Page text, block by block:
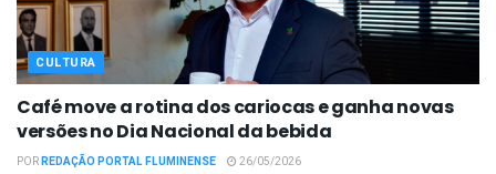
CULTURA
Café move a rotina dos cariocas e ganha novas
versões no Dia Nacional da bebida
PORREDAÇÃO PORTAL FLUMINENSE 26/05/2026